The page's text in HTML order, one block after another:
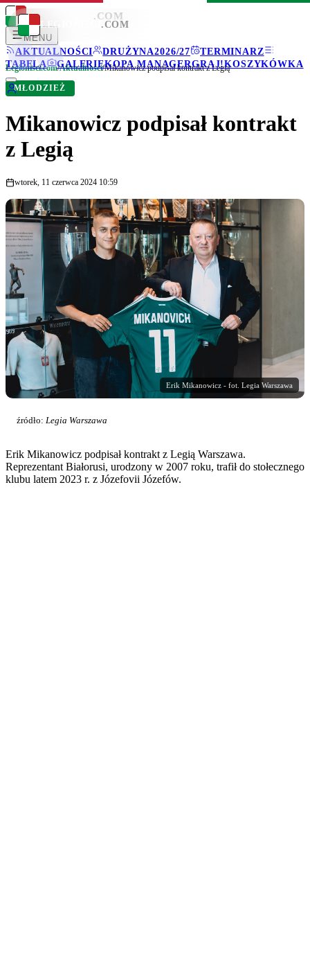
LEGIONISCI .COM
MENU
AKTUALNOŚCI
DRUŻYNA2026/27
TERMINARZ
TABELA
GALERIEKOPA MANAGERGRAJ!KOSZYKÓWKA
LEGIONISCI .COM
Legionisci.com/Aktualności/Mikanowicz podpisał kontrakt z Legią
MŁODZIEŻ
Mikanowicz podpisał kontrakt
z Legią
wtorek, 11 czerwca 2024 10:59
Erik Mikanowicz - fot. Legia Warszawa
źródło: Legia Warszawa
Erik Mikanowicz podpisał kontrakt z Legią Warszawa.
Reprezentant Białorusi, urodzony w 2007 roku, trafił do stołecznego
klubu latem 2023 r. z Józefovii Józefów.